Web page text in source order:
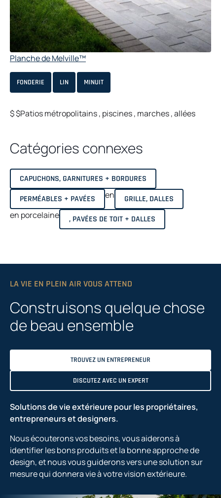
Planche de Melville™
FONDERIE LIN MINUIT
$$Patios métropolitains, piscines, marches,allées
Catégories connexes
CAPUCHONS, GARNITURES + BORDURES
PERMÉABLES + PAVÉES
en GRILLE, DALLES
en porcelaine , PAVÉES DE TOIT + DALLES
LA VIE EN PLEIN AIR VOUS ATTEND
Construisons quelque chose
de beau ensemble
TROUVEZ UN ENTREPRENEUR
DISCUTEZ AVEC UN EXPERT
Solutions de vie extérieure pour les propriétaires,
entrepreneurs et designers.
Nous écouterons vos besoins, vous aiderons à
identifier les bons produits et la bonne approche de
design, et nous vous guiderons vers une solution sur
mesure qui donnera vie à votre vision extérieure.